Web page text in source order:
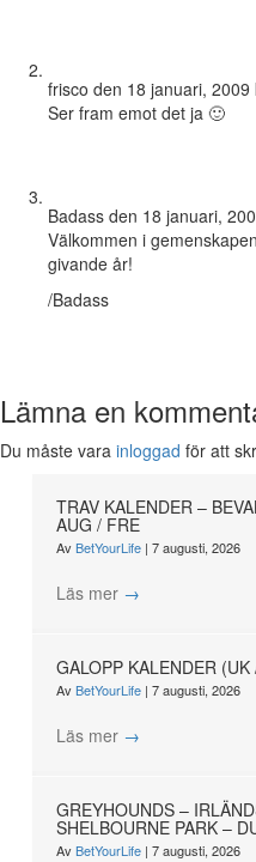
frisco den 18 januari, 2009
Ser fram emot det ja 🙂
Badass den 18 januari,
Välkommen i
givande år!
/Badass
Lämna en
Du måste vara inloggad för att
TRAV KALENDER –
AUG / FRE
AvBetYourLife | 7 augusti, 2026
Läs mer →
GALOPP KALENDER
AvBetYourLife | 7 augusti, 2026
Läs mer →
GREYHOUNDS –
SHELBOURNE PARK –
AvBetYourLife | 7 augusti, 2026